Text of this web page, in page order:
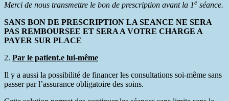
Merci de nous transmettre le bon de prescription avant la 1e séance.
SANS BON DE PRESCRIPTION LA SEANCE NE SERA
PAS REMBOURSEE ET SERA A VOTRE CHARGE A
PAYER SUR PLACE
2. Par le patient.e lui-même
Il y a aussi la possibilité de financer les consultations soi-même sans
passer par l’assurance obligatoire des soins.